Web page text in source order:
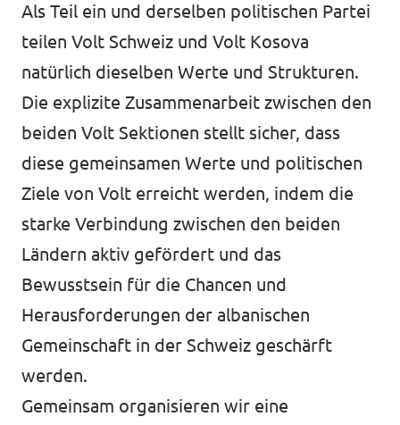
Als Teil ein und derselben politischen Partei
teilen Volt Schweiz und Volt Kosova
natürlich dieselben Werte und Strukturen.
Die explizite Zusammenarbeit zwischen den
beiden Volt Sektionen stellt sicher, dass
diese gemeinsamen Werte und politischen
Ziele von Volt erreicht werden, indem die
starke Verbindung zwischen den beiden
Ländern aktiv gefördert und das
Bewusstsein für die Chancen und
Herausforderungen der albanischen
Gemeinschaft in der Schweiz geschärft
werden.
Gemeinsam organisieren wir eine